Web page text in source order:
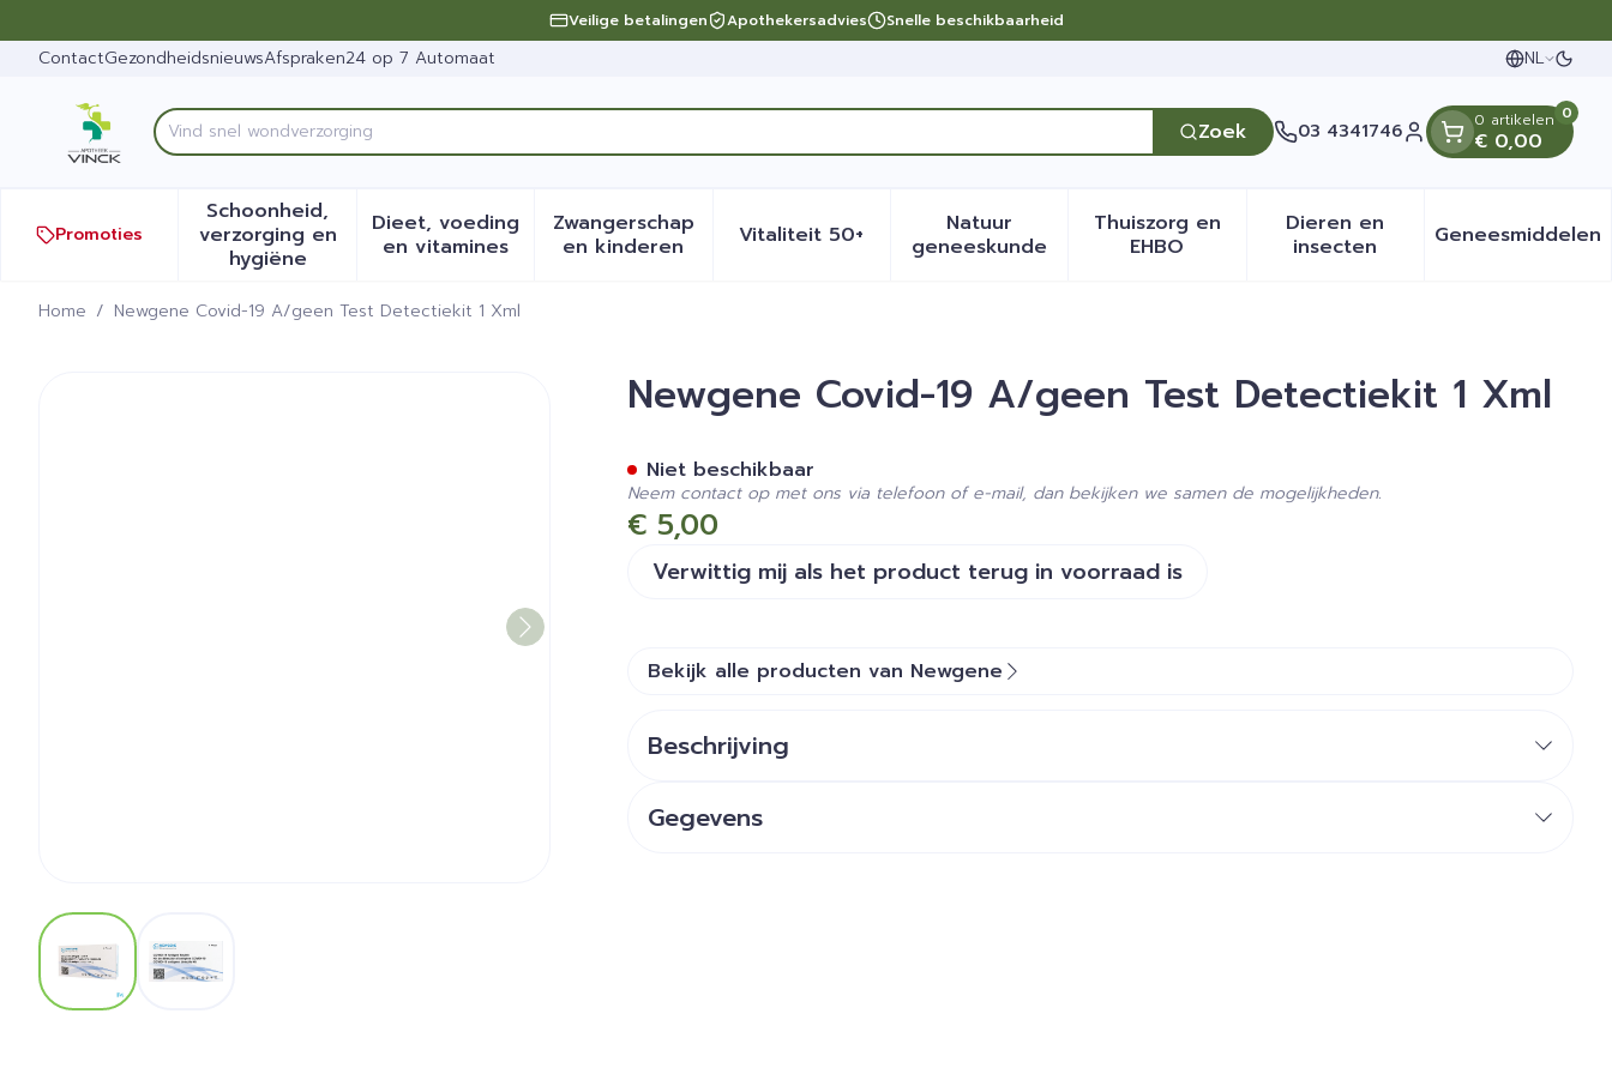
Veilige betalingen Apothekersadvies Snelle beschikbaarheid
ContactGezondheidsnieuwsAfspraken24 op 7 Automaat NL
Talen
Product, merk, categorie... Zoek 03 4341746
Klant menu
0 artikelen
€ 0,00
0
Promoties
Schoonheid,
verzorging en
hygiëneToon submenu voor Schoonheid, verzorging en hygiëne categorie
Dieet, voeding
en vitamines
Toon submenu voor Dieet, voeding en vitamines categorie
Zwangerschap
en kinderenToon submenu voor Zwangerschap en kinderen categorie
Vitaliteit 50+Toon submenu voor Vitaliteit 50+ categorie
Natuur
geneeskundeToon submenu voor Natuur geneeskunde categorie
Thuiszorg en
EHBOToon submenu voor Thuiszorg en EHBO
Dieren en
insectenToon submenu voor
Geneesmiddelen
Toon
Home / Newgene Covid-19 A/geen Test Detectiekit 1 Xml
View larger image
Newgene Covid-19 A/geen Test Detectiekit 1 XmlNewgene Covid-19 A/geen Test Detectiekit 1 Xml
€ 5,00
Verwittig mij als het product terug in voorraad is
Niet beschikbaar
Neem contact op met ons via telefoon of e-mail, dan bekijken we samen de mogelijkheden.
Bekijk alle producten van Newgene
Beschrijving
Gegevens